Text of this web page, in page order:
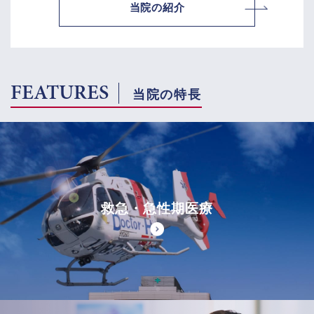
当院の紹介
FEATURES 当院の特長
救急・急性期医療